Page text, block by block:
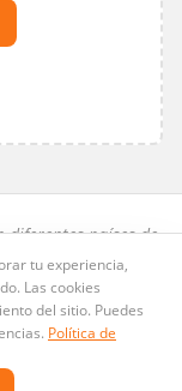
diferentes países de
·Cookies
. Todos los derechos
@Publicid_ad
tu experiencia,
Las cookies
del sitio. Puedes
Política de